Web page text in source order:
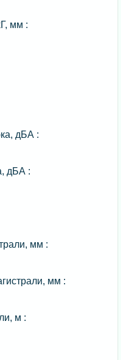
мм :
дБА :
дБА :
мм :
мм :
м :